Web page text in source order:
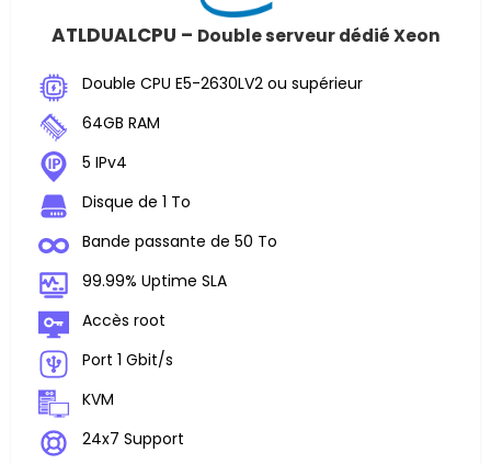
ATLDUALCPU – Double serveur dédié Xeon
Double CPU E5-2630LV2 ou supérieur
64GB RAM
5 IPv4
Disque de 1 To
Bande passante de 50 To
99.99% Uptime SLA
Accès root
Port 1 Gbit/s
KVM
24x7 Support